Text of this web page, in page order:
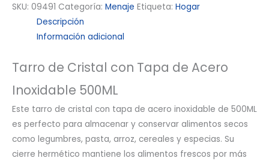
SKU: 09491 Categoría: Menaje Etiqueta: Hogar
Descripción
Información adicional
Tarro de Cristal con Tapa de Acero
Inoxidable 500ML
Este tarro de cristal con tapa de acero inoxidable de 500ML
es perfecto para almacenar y conservar alimentos secos
como legumbres, pasta, arroz, cereales y especias. Su
cierre hermético mantiene los alimentos frescos por más